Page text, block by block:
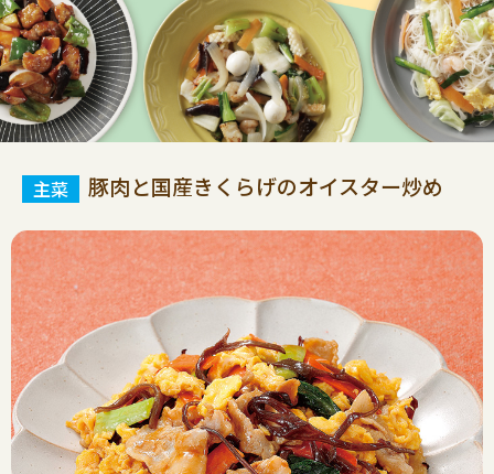
豚肉と国産きくらげのオイスター炒め